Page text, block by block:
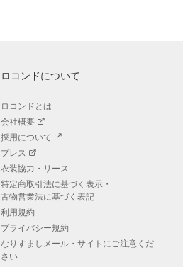
ロコンドについて
ロコンドとは
会社概要
採用について
プレス
衣装協力・リース
特定商取引法に基づく表示・
古物営業法に基づく表記
利用規約
プライバシー規約
なりすましメール・サイトにご注意くだ
さい